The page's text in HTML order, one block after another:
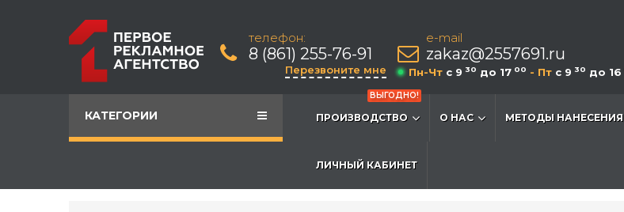
телефон:
8 (861) 255-76-91
Перезвоните мне
e-mail
zakaz@2557691.ru
Пн-Чт c 9 30 до 17 00 - Пт c 9 30 до 16
КАТЕГОРИИ
ВЫГОДНО!
ПРОИЗВОДСТВО О НАС МЕТОДЫ НАНЕСЕНИЯ
ЛИЧНЫЙ КАБИНЕТ